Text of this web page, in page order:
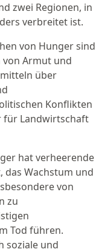
zwei Regionen, in
verbreitet ist.
von Hunger sind
von Armut und
über
Konflikten
Landwirtschaft
hat verheerende
das Wachstum und
von
zu
Tod führen.
soziale und